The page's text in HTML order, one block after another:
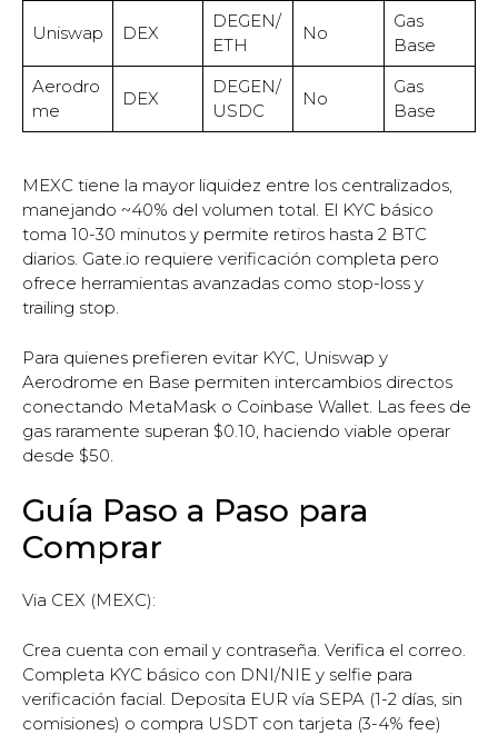
Uniswap DEX
DEGEN/
ETH
No
Gas
Base
Aerodro
me
DEX
DEGEN/
USDC
No
Gas
Base
MEXC tiene la mayor liquidez entre los centralizados,
manejando ~40% del volumen total. El KYC básico
toma 10-30 minutos y permite retiros hasta 2 BTC
diarios. Gate.io requiere verificación completa pero
ofrece herramientas avanzadas como stop-loss y
trailing stop.
Para quienes prefieren evitar KYC, Uniswap y
Aerodrome en Base permiten intercambios directos
conectando MetaMask o Coinbase Wallet. Las fees de
gas raramente superan $0.10, haciendo viable operar
desde $50.
Guía Paso a Paso para
Comprar
Via CEX (MEXC):
Crea cuenta con email y contraseña. Verifica el correo.
Completa KYC básico con DNI/NIE y selfie para
verificación facial. Deposita EUR vía SEPA (1-2 días, sin
comisiones) o compra USDT con tarjeta (3-4% fee)